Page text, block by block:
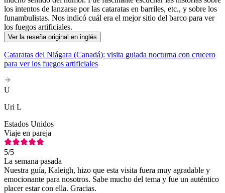
los intentos de lanzarse por las cataratas en barriles, etc., y sobre los
funambulistas. Nos indicó cuál era el mejor sitio del barco para ver
los fuegos artificiales.
Ver la reseña original en inglés
Cataratas del Niágara (Canadá): visita guiada nocturna con crucero
para ver los fuegos artificiales
U
Uri L
Estados Unidos
Viaje en pareja
5/5
La semana pasada
Nuestra guía, Kaleigh, hizo que esta visita fuera muy agradable y
emocionante para nosotros. Sabe mucho del tema y fue un auténtico
placer estar con ella. Gracias.